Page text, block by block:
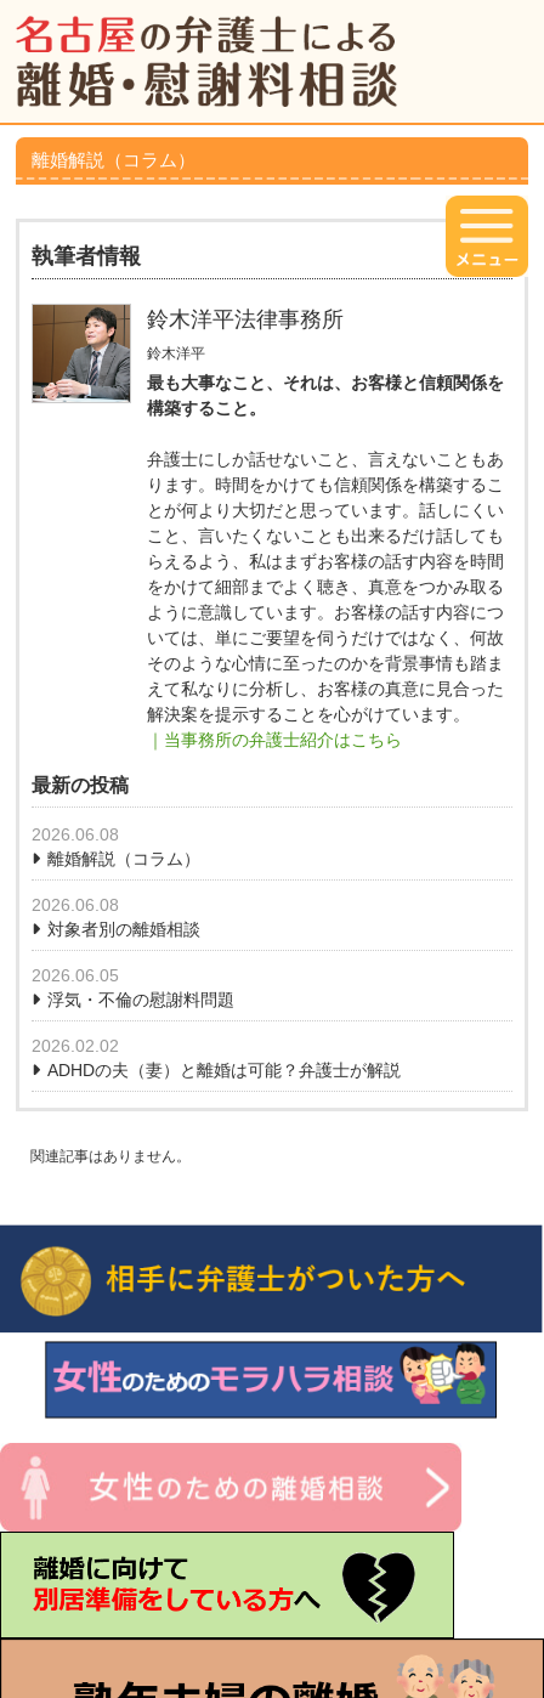
離婚解説（コラム）
執筆者情報
鈴木洋平法律事務所
鈴木洋平
最も大事なこと、それは、お客様と信頼関係を
構築すること。
弁護士にしか話せないこと、言えないこともあ
ります。時間をかけても信頼関係を構築するこ
とが何より大切だと思っています。話しにくい
こと、言いたくないことも出来るだけ話しても
らえるよう、私はまずお客様の話す内容を時間
をかけて細部までよく聴き、真意をつかみ取る
ように意識しています。お客様の話す内容につ
いては、単にご要望を伺うだけではなく、何故
そのような心情に至ったのかを背景事情も踏ま
えて私なりに分析し、お客様の真意に見合った
解決案を提示することを心がけています。
｜当事務所の弁護士紹介はこちら
最新の投稿
2026.06.08
離婚解説（コラム）
2026.06.08
対象者別の離婚相談
2026.06.05
浮気・不倫の慰謝料問題
2026.02.02
ADHDの夫（妻）と離婚は可能？弁護士が解説
関連記事はありません。